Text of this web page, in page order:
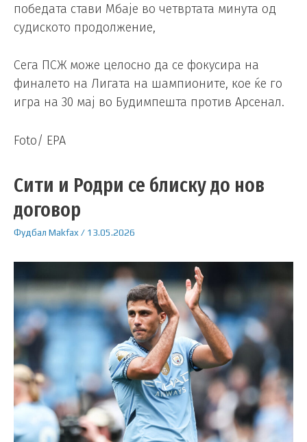
победата стави Мбаје во четвртата минута од
судиското продолжение,
Сега ПСЖ може целосно да се фокусира на
финалето на Лигата на шампионите, кое ќе го
игра на 30 мај во Будимпешта против Арсенал.
Foto/ EPA
Сити и Родри се блиску до нов
договор
Фудбал Makfax / 13.05.2026